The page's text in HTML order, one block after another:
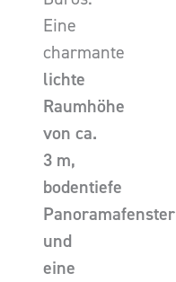
Eine
charmante
lichte
Raumhöhe
von ca.
3 m,
bodentiefe
Panoramafenster
und
eine